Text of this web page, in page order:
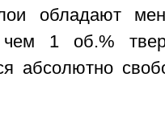
обладают
чем 1 об.%
абсолютно